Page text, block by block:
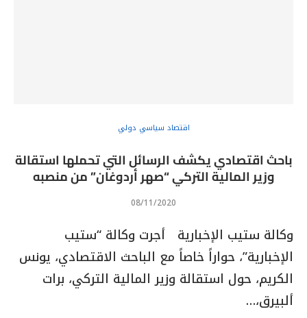
اقتصاد سياسي دولي
باحث اقتصادي يكشف الرسائل التي تحملها استقالة
وزير المالية التركي “صهر أردوغان” من منصبه
08/11/2020
وكالة ستيب الإخبارية أجرت وكالة “ستيب
الإخبارية”، حواراً خاصاً مع الباحث الاقتصادي، يونس
الكريم، حول استقالة وزير المالية التركي، برات
ألبيرق،…